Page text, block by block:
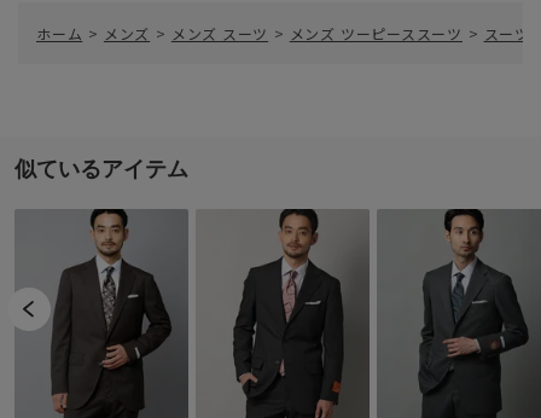
ホーム > メンズ > メンズ スーツ > メンズ ツーピーススーツ > スーツ